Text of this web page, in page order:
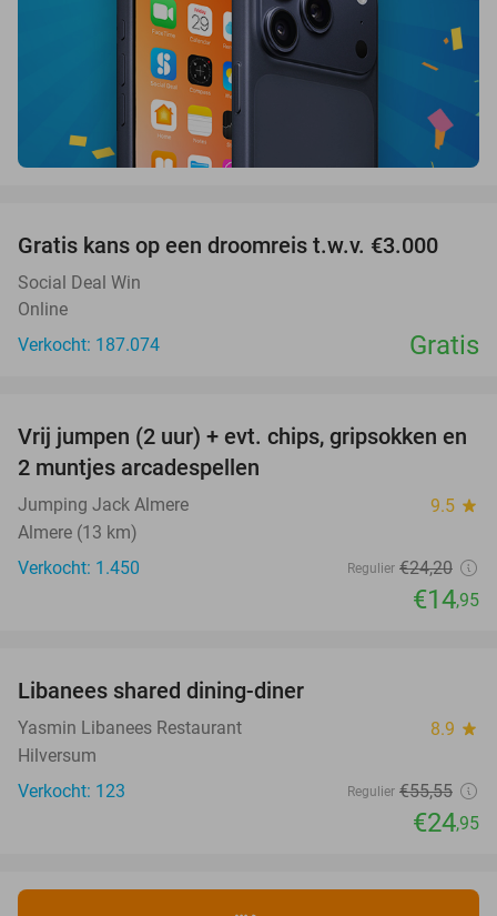
Gratis kans op een droomreis t.w.v. €3.000
Social Deal Win
Online
Verkocht: 187.074
Gratis
38%
Vrij jumpen (2 uur) + evt. chips, gripsokken en
2 muntjes arcadespellen
Jumping Jack Almere 9.5 star
Almere (13 km)
Verkocht: 1.450
Regulier €24,20
€14,95
Libanees shared dining-diner
Yasmin Libanees Restaurant 8.9 star
Hilversum
Verkocht: 123
Regulier €55,55
€24,95